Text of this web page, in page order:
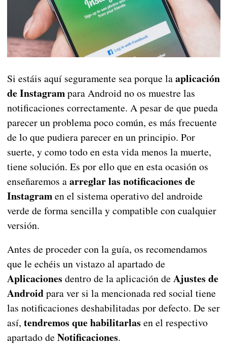
Si estáis aquí seguramente sea porque laaplicación
de Instagrampara Android no os muestre las
notificaciones correctamente. A pesar de que pueda
parecer un problema poco común, es más frecuente
de lo que pudiera parecer en un principio. Por
suerte, y como todo en esta vida menos la muerte,
tiene solución. Es por ello que en esta ocasión os
enseñaremos aarreglar las notificaciones de
Instagramen el sistema operativo del androide
verde de forma sencilla y compatible con cualquier
versión.
Antes de proceder con la guía, os recomendamos
que le echéis un vistazo al apartado de
Aplicaciones dentro de la aplicación de Ajustes de
Androidpara ver si la mencionada red social tiene
las notificaciones deshabilitadas por defecto. De ser
así, tendremos que habilitarlas en el respectivo
apartado de Notificaciones.